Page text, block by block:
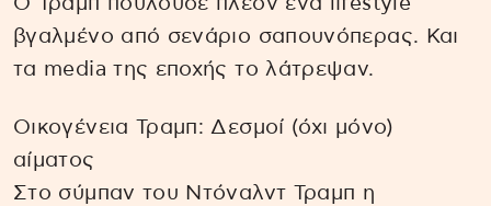
βγαλμένο από σενάριο σαπουνόπερας. Και
τα media της εποχής το λάτρεψαν.
Οικογένεια Τραμπ: Δεσμοί (όχι μόνο)
αίματος
Στο σύμπαν του Ντόναλντ Τραμπ η